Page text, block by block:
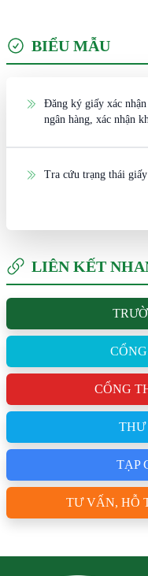
BIỂU MẪU
Đăng ký giấy xác
ngân hàng, xác nhận
Tra cứu trạng thái
LIÊN KẾT
CỔNG
TẠP
TƯ VẤN, HỖ